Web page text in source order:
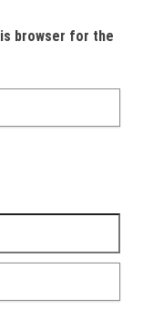
browser for the